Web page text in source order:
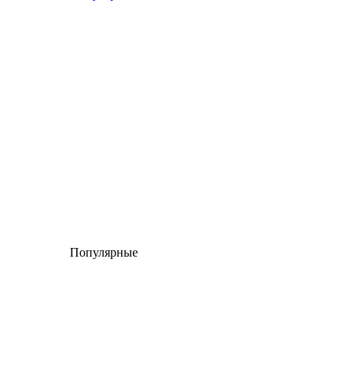
Популярные